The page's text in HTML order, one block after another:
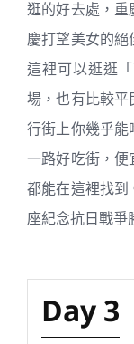
逛的好去處，重
慶打望美女的絕
這裡可以逛逛
場，也有比較平
行街上你幾乎能
一路好吃街，便
都能在這裡找到
座紀念抗日戰爭
Day 3